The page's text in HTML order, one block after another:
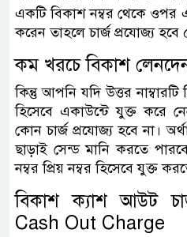
একটি বিকাশ নম্বর থেকে ওপর
করেন তাহলে চার্জ প্রযোজ্য হবে
কম খরচে বিকাশ
কিন্তু আপনি যদি উত্তর
হিসেবে একাউন্টে যুক্ত করে
কোন চার্জ প্রযোজ্য হবে না।
ছাড়াই সেন্ড মানি করতে
নম্বর প্রিয় নম্বর হিসেবে যুক্ত
বিকাশ ক্যাশ আউট
Cash Out Charge